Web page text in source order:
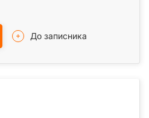
До записника